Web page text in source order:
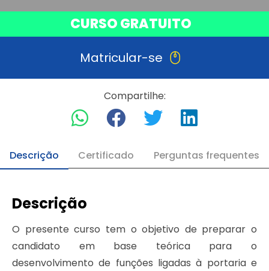
CURSO GRATUITO
Matricular-se
Compartilhe:
Descrição Certificado Perguntas frequentes
Descrição
O presente curso tem o objetivo de preparar o
candidato em base teórica para o
desenvolvimento de funções ligadas à portaria e